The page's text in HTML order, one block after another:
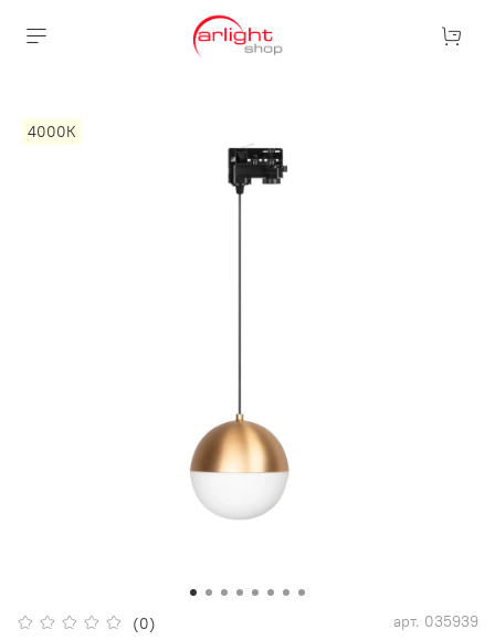
4000К
(0) арт. 035939